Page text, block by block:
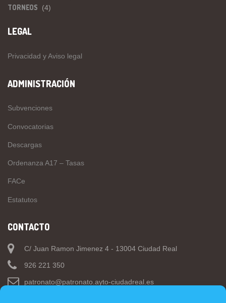
TORNEOS (4)
LEGAL
Privacidad y Aviso legal
ADMINISTRACIÓN
Subvenciones
Convocatorias
Descargas
Ordenanza A17 – Tasas
FACe
Estatutos
CONTACTO
C/ Juan Ramon Jimenez 4 - 13004 Ciudad Real
926 221 350
patronato@patronato.ayto-ciudadreal.es